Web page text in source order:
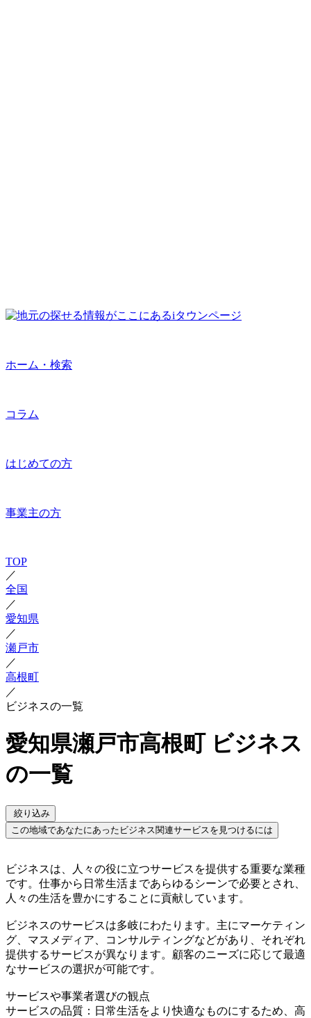
ホーム・検索
コラム
はじめての方
事業主の方
TOP
／
全国
／
愛知県
／
瀬戸市
／
高根町
／
ビジネスの一覧
愛知県瀬戸市高根町 ビジネス
の一覧
絞り込み
この地域であなたにあったビジネス関連サービスを見つけるには
ビジネスは、人々の役に立つサービスを提供する重要な業種
です。仕事から日常生活まであらゆるシーンで必要とされ、
人々の生活を豊かにすることに貢献しています。
ビジネスのサービスは多岐にわたります。主にマーケティン
グ、マスメディア、コンサルティングなどがあり、それぞれ
提供するサービスが異なります。顧客のニーズに応じて最適
なサービスの選択が可能です。
サービスや事業者選びの観点
サービスの品質：日常生活をより快適なものにするため、高